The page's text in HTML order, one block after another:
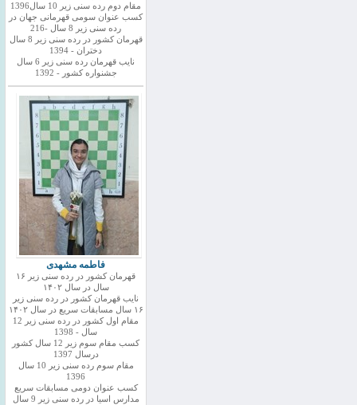
مقام دوم رده سنی زیر 10 سال1396
کسب عنوان سومی قهرمانی جهان در
رده سنی زیر 8 سال -216
قهرمان کشور در رده سنی زیر 8 سال
دختران - 1394
نایب قهرمان رده سنی زیر 6 سال
جشنواره کشور - 1392
فاطمه مشهدی
قهرمان کشور در رده سنی زیر ۱۶
سال در سال ۱۴۰۲
نایب قهرمان کشور در رده سنی زیر
۱۶ سال مسابقات سریع در سال ۱۴۰۲
مقام اول کشور در رده سنی زیر 12
سال - 1398
کسب مقام سوم زیر 12 سال کشور
درسال 1397
مقام سوم رده سنی زیر 10 سال
1396
کسب عنوان دومی مسابقات سریع
مدارس اسیا در رده سنی زیر 9 سال